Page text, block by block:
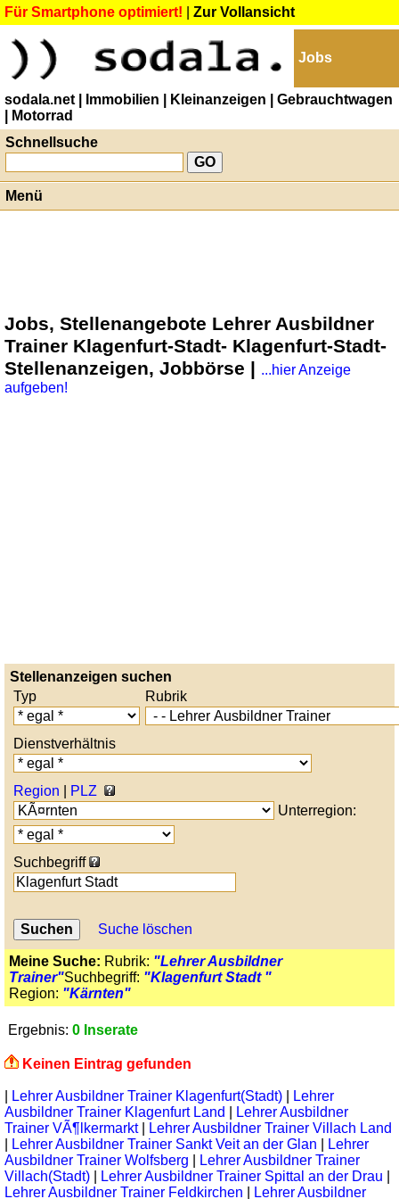
Für Smartphone optimiert! Zur Vollansicht
Jobs
sodala.net | Immobilien | Kleinanzeigen
| Gebrauchtwagen
| Motorrad
Schnellsuche
Menü
Jobs, Stellenangebote Lehrer Ausbildner
Trainer Klagenfurt-Stadt- Klagenfurt-Stadt-
Stellenanzeigen, Jobbörse | ...hier Anzeige
aufgeben!
Stellenanzeigen suchen
Typ
Rubrik
Dienstverhältnis
Region
PLZ
Unterregion:
Suchbegriff
Suche löschen
Meine Suche: Rubrik: "Lehrer Ausbildner
Trainer"Suchbegriff: "Klagenfurt Stadt "
Region: "Kärnten"
Ergebnis: 0 Inserate
Keinen Eintrag gefunden
Lehrer Ausbildner Trainer Klagenfurt(Stadt)
Lehrer
Ausbildner Trainer Klagenfurt Land
Lehrer Ausbildner
Trainer VÃ¶lkermarkt|
Lehrer Ausbildner Trainer Villach Land
Lehrer Ausbildner Trainer Sankt Veit an der Glan
Lehrer
Ausbildner Trainer Wolfsberg
Lehrer Ausbildner Trainer
Villach(Stadt)
Lehrer Ausbildner Trainer Spittal an der Drau
Lehrer Ausbildner Trainer Feldkirchen
Lehrer Ausbildner